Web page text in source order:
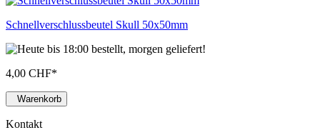
Schnellverschlussbeutel Skull 50x50mm
4,00 CHF*
Warenkorb
Kontakt